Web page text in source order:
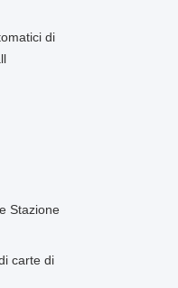
di
Stazione
carte di